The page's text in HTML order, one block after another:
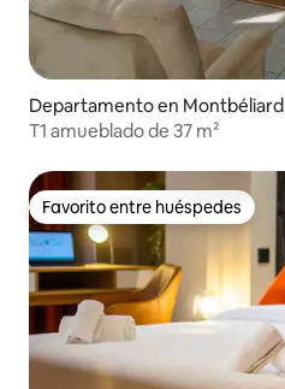
Departamento en Montbéliard
T1 amueblado de 37 m²
Favorito entre huéspedes
Favorito entre huéspedes